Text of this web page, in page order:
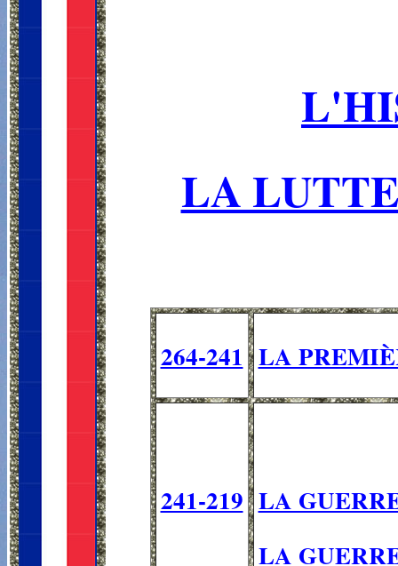
LA
264-241 LA
241-219 LA
LA